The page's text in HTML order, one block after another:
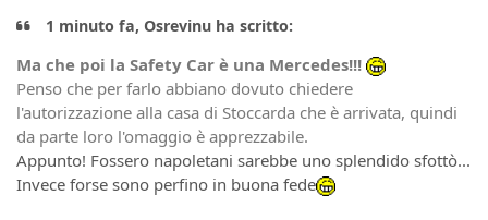
1 minuto fa, Osrevinu ha scritto:
Ma che poi la Safety Car è una Mercedes!!!
Penso che per farlo abbiano dovuto chiedere
l'autorizzazione alla casa di Stoccarda che è arrivata, quindi
da parte loro l'omaggio è apprezzabile.
Appunto! Fossero napoletani sarebbe uno splendido sfottò...
Invece forse sono perfino in buona fede